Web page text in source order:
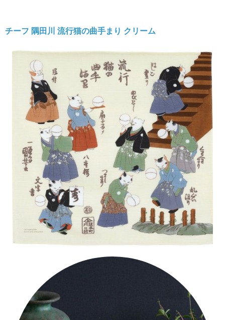
チーフ 隅田川 流行猫の曲手まり クリーム